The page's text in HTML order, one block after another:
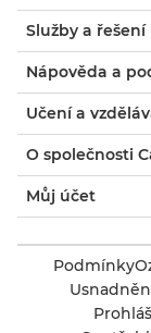
Služby a řešení
Nápověda a
Učení a
O společnosti
Můj účet
Podmínky